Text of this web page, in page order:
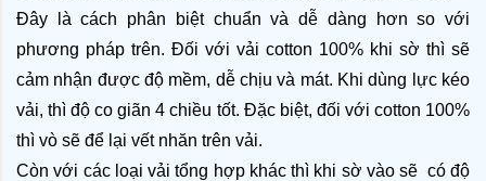
Đây là cách phân biệt chuẩn và dễ dàng hơn so với
phương pháp trên. Đối với vải cotton 100% khi sờ thì sẽ
cảm nhận được độ mềm, dễ chịu và mát. Khi dùng lực kéo
vải, thì độ co giãn 4 chiều tốt. Đặc biệt, đối với cotton 100%
thì vò sẽ để lại vết nhăn trên vải.
Còn với các loại vải tổng hợp khác thì khi sờ vào sẽ  có độ